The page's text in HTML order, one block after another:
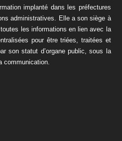
implanté dans les préfectures
administratives. Elle a son siège à
les informations en lien avec la
pour être triées, traitées et
son statut d’organe public, sous la
communication.